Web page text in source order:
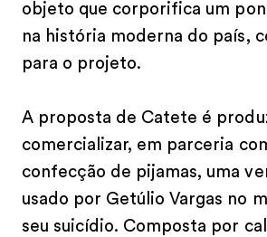
objeto que corporifica um
na história moderna do país,
para o projeto.
A proposta de Catete é
comercializar, em parceria
confecção de pijamas, uma
usado por Getúlio Vargas no
seu suicídio. Composta por